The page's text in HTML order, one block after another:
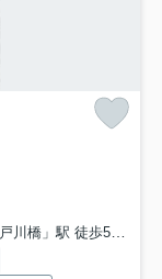
川橋」駅 徒歩5分